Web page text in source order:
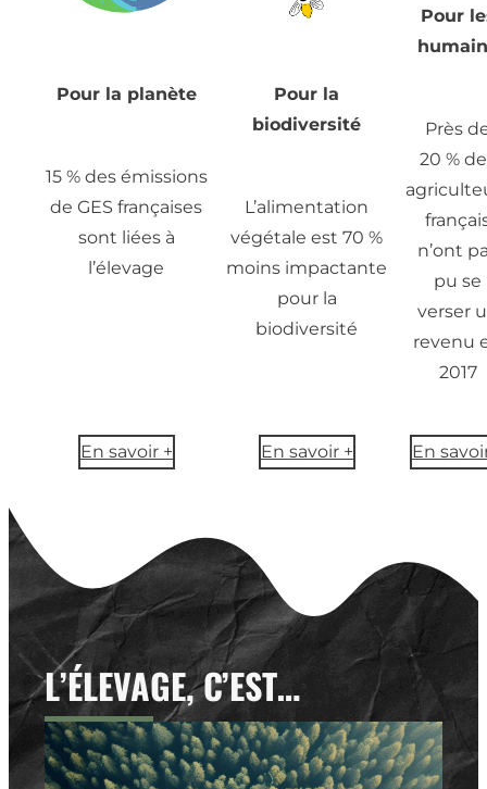
Pour la planète
15 % des émissions
de GES françaises
sont liées à
l’élevage
En savoir +
Pour la
biodiversité
L’alimentation
végétale est 70 %
moins impactante
pour la
biodiversité
En savoir +
Pour
Près
20 %
n’ont
pu se
verser
revenu
2017
En
L’ÉLEVAGE, C’EST…